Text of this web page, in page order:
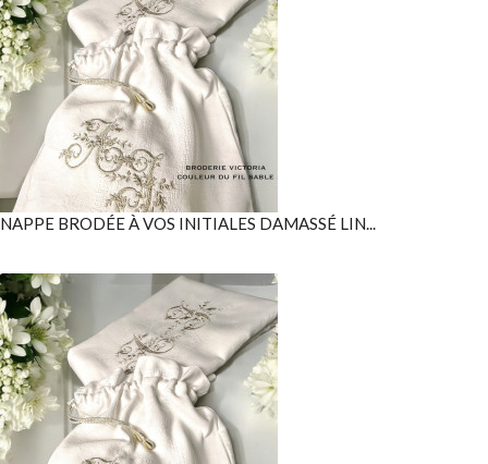
NAPPE BRODÉE À VOS INITIALES DAMASSÉ LIN...